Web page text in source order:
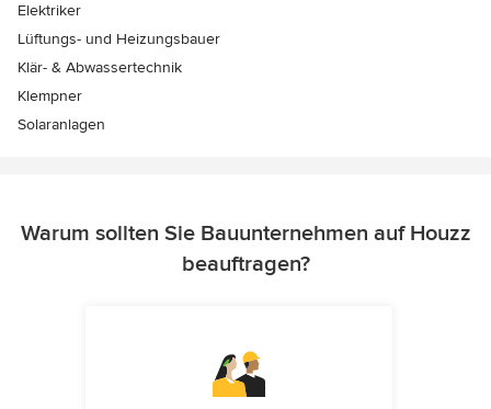
Elektriker
Lüftungs- und Heizungsbauer
Klär- & Abwassertechnik
Klempner
Solaranlagen
Warum sollten Sie Bauunternehmen auf Houzz
beauftragen?